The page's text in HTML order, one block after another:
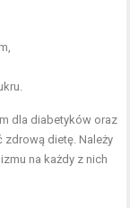
dla diabetyków oraz
dietę. Należy
na każdy z nich